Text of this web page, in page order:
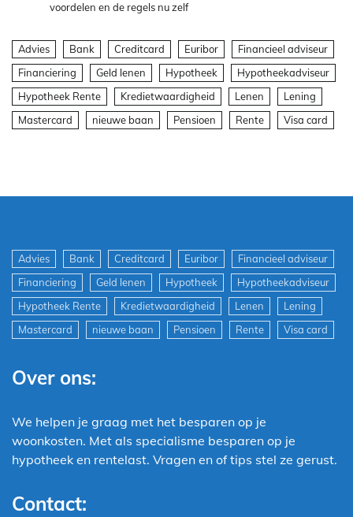
voordelen en de regels nu zelf
Advies Bank Creditcard Euribor
Financieel adviseur
Financiering
Geld lenen Hypotheek
Hypotheekadviseur
Hypotheek Rente
Kredietwaardigheid Lenen
Lening
Mastercard
nieuwe baan Pensioen Rente Visa card
Advies Bank Creditcard Euribor
Financieel adviseur
Financiering
Geld lenen Hypotheek
Hypotheekadviseur
Hypotheek Rente
Kredietwaardigheid Lenen
Lening
Mastercard
nieuwe baan Pensioen Rente Visa card
Over ons:
We helpen je graag met het besparen op je
woonkosten. Met als specialisme besparen op je
hypotheek en rentelast. Vragen en of tips stel ze gerust.
Contact: